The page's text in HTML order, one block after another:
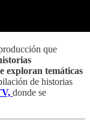
que
exploran temáticas
de historias
donde se